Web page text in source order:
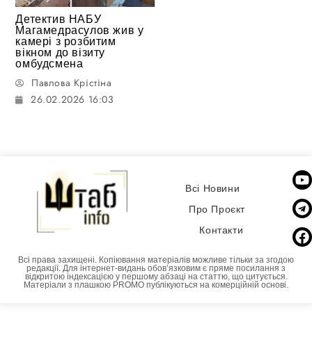
Детектив НАБУ
Магамедрасулов жив у
камері з розбитим
вікном до візиту
омбудсмена
Павлова Крістіна
26.02.2026 16:03
Всі Новини
Про Проєкт
Контакти
Всі права захищені. Копіювання матеріалів можливе тільки за згодою
редакції. Для інтернет-видань обовʼязковим є пряме посилання з
відкритою індексацією у першому абзаці на статтю, що цитується.
Матеріали з плашкою PROMO публікуються на комерційній основі.